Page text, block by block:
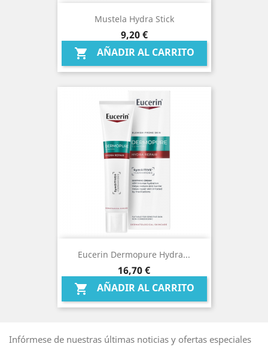
Mustela Hydra Stick
Precio
9,20 €
 AÑADIR AL CARRITO
Eucerin Dermopure Hydra...
Precio
16,70 €
 AÑADIR AL CARRITO
Infórmese de nuestras últimas noticias y ofertas especiales